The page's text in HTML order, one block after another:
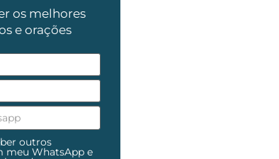
os melhores
e orações
outros
meu WhatsApp e